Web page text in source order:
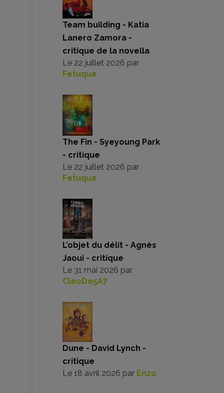
Team building - Katia
Lanero Zamora -
critique de la novella
Le 22 juillet 2026 par
Fetuque
The Fin - Syeyoung Park
- critique
Le 22 juillet 2026 par
Fetuque
L’objet du délit - Agnès
Jaoui - critique
Le 31 mai 2026 par
CleoDe5A7
Dune - David Lynch -
critique
Le 18 avril 2026 par Enzo